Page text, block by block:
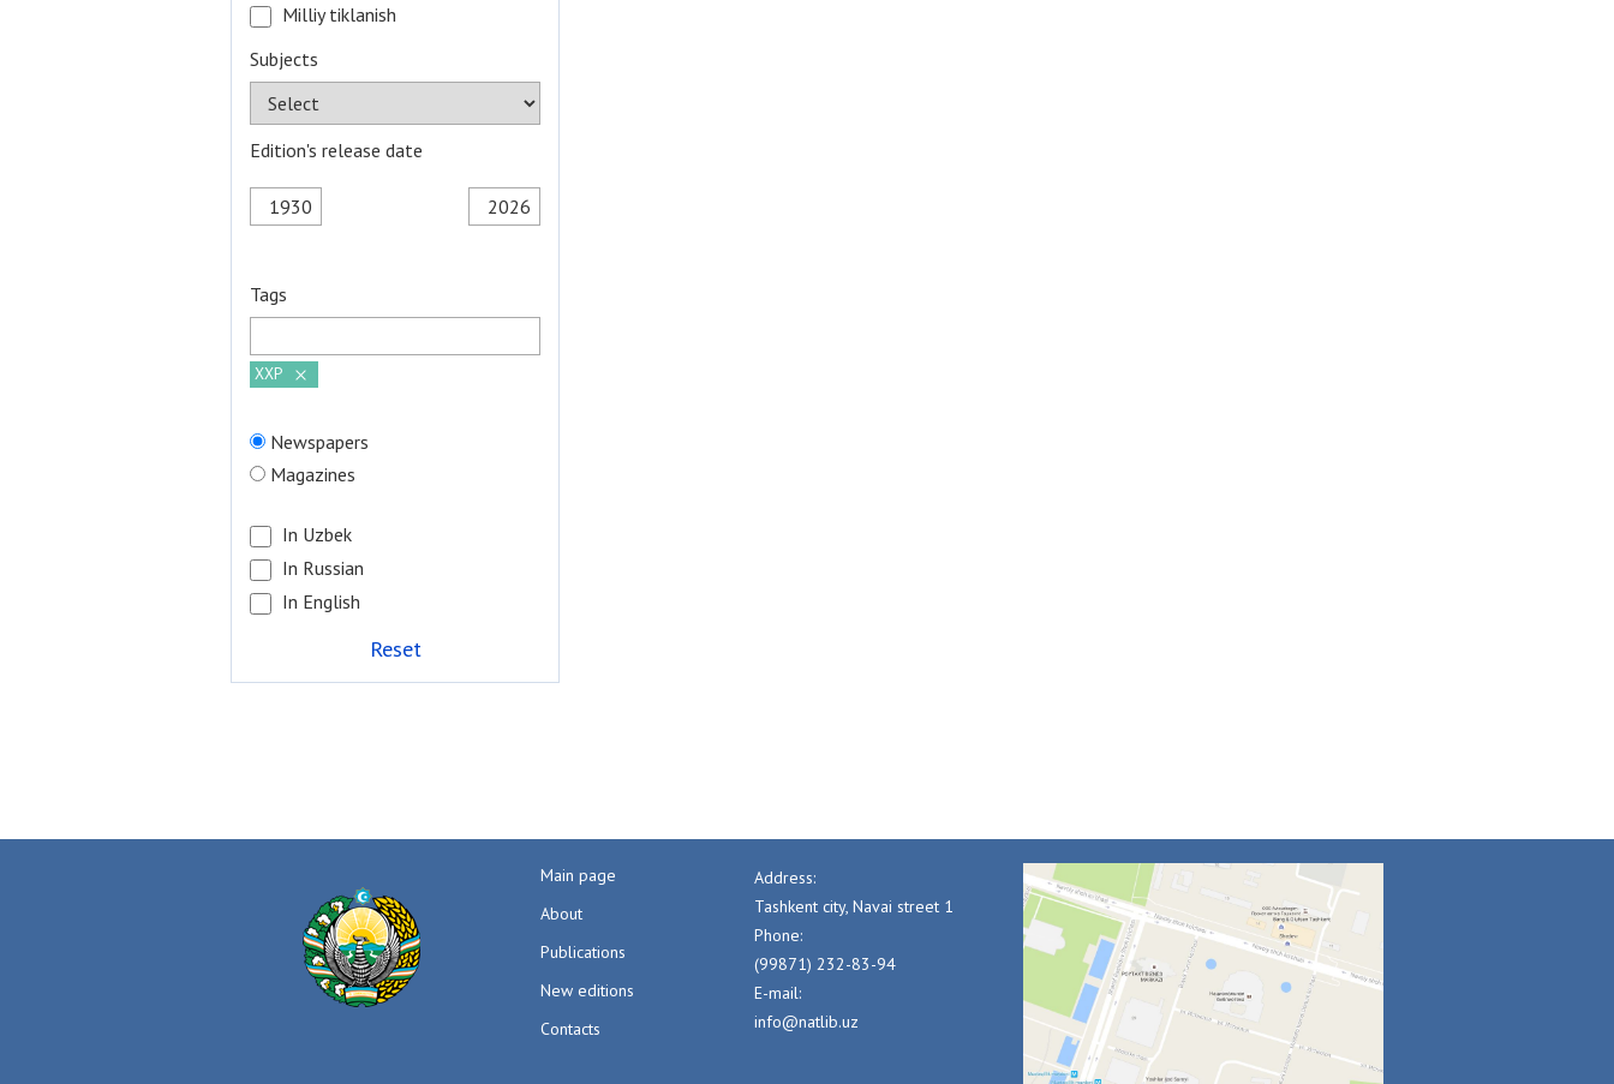
Milliy tiklanish
Subjects
Edition's release date
Tags
ХХР
Newspapers
Magazines
In Uzbek
In Russian
In English
Reset
Main page
About
Publications
New editions
Contacts
Address:
Tashkent city, Navai street 1
Phone:
(99871) 232-83-94
E-mail:
info@natlib.uz